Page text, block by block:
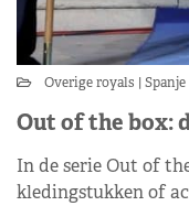
Overige royals Spanje
Out of the box:
In de serie Out of
kledingstukken of